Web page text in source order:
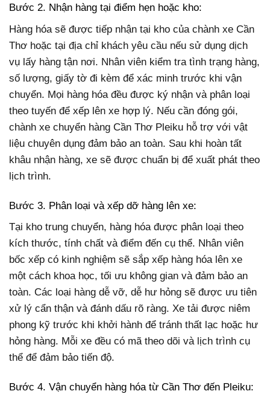
Bước 2. Nhận hàng tại điểm hẹn hoặc kho:
Hàng hóa sẽ được tiếp nhận tại kho của chành xe Cần
Thơ hoặc tại địa chỉ khách yêu cầu nếu sử dụng dịch
vụ lấy hàng tận nơi. Nhân viên kiểm tra tình trạng hàng,
số lượng, giấy tờ đi kèm để xác minh trước khi vận
chuyển. Mọi hàng hóa đều được ký nhận và phân loại
theo tuyến để xếp lên xe hợp lý. Nếu cần đóng gói,
chành xe chuyển hàng Cần Thơ Pleiku hỗ trợ với vật
liệu chuyên dụng đảm bảo an toàn. Sau khi hoàn tất
khâu nhận hàng, xe sẽ được chuẩn bị để xuất phát theo
lịch trình.
Bước 3. Phân loại và xếp dỡ hàng lên xe:
Tại kho trung chuyển, hàng hóa được phân loại theo
kích thước, tính chất và điểm đến cụ thể. Nhân viên
bốc xếp có kinh nghiệm sẽ sắp xếp hàng hóa lên xe
một cách khoa học, tối ưu không gian và đảm bảo an
toàn. Các loại hàng dễ vỡ, dễ hư hỏng sẽ được ưu tiên
xử lý cẩn thận và đánh dấu rõ ràng. Xe tải được niêm
phong kỹ trước khi khởi hành để tránh thất lạc hoặc hư
hỏng hàng. Mỗi xe đều có mã theo dõi và lịch trình cụ
thể để đảm bảo tiến độ.
Bước 4. Vận chuyển hàng hóa từ Cần Thơ đến Pleiku: